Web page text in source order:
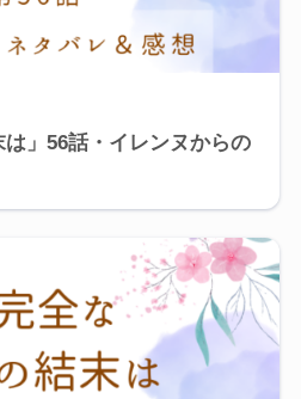
は」56話・イレンヌからの